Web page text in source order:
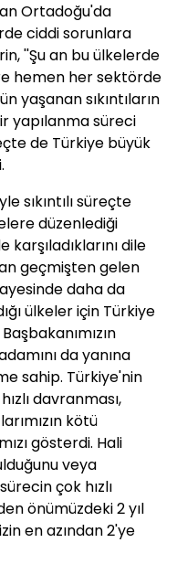
Ortadoğu'da
ciddi sorunlara
''Şu an bu ülkelerde
hemen her sektörde
yaşanan sıkıntıların
yapılanma süreci
de Türkiye büyük
sıkıntılı süreçte
düzenlediği
dile
geçmişten gelen
daha da
ülkeler için Türkiye
da yanına
sahip. Türkiye'nin
davranması,
kötü
gösterdi. Hali
veya
çok hızlı
önümüzdeki 2 yıl
en azından 2'ye